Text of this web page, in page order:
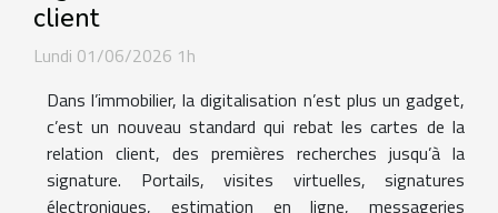
client
Lundi 01/06/2026 1h
Dans l’immobilier, la digitalisation n’est plus un gadget,
c’est un nouveau standard qui rebat les cartes de la
relation client, des premières recherches jusqu’à la
signature. Portails, visites virtuelles, signatures
électroniques, estimation en ligne, messageries